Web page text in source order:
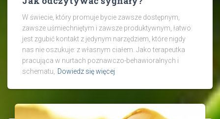
W świecie, który promuje bycie zawsze dostępnym,
zawsze uśmiechniętym i zawsze produktywnym, łatwo
jest zgubić kontakt z jedynym narzędziem, które nigdy
nas nie oszukuje: z własnym ciałem. Jako terapeutka
pracująca w nurtach poznawczo-behawioralnych i
schematu,
Dowiedz się więcej